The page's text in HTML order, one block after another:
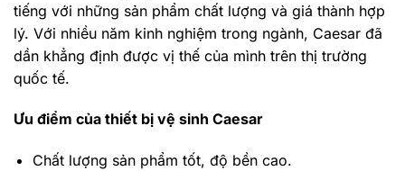
tiếng với những sản phẩm chất lượng và giá thành hợp
lý. Với nhiều năm kinh nghiệm trong ngành, Caesar đã
dần khẳng định được vị thế của mình trên thị trường
quốc tế.
Ưu điểm của thiết bị vệ sinh Caesar
Chất lượng sản phẩm tốt, độ bền cao.